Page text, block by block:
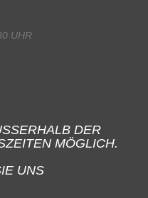
UHR
DER
MÖGLICH.
UNS